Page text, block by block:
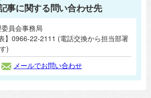
事に関する問い合わせ先
員会事務局
】0966-22-2111 (電話交換から担当部署
)
メールでお問い合わせ